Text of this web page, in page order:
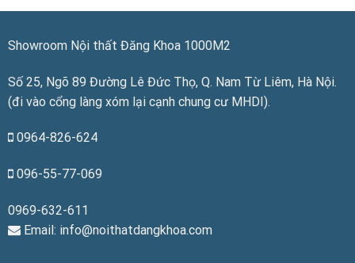
Showroom Nội thất Đăng Khoa 1000M2
Số 25, Ngõ 89 Đường Lê Đức Thọ, Q. Nam Từ Liêm, Hà Nội.
(đi vào cổng làng xóm lại cạnh chung cư MHDI).
0964-826-624
096-55-77-069
0969-632-611
Email: info@noithatdangkhoa.com